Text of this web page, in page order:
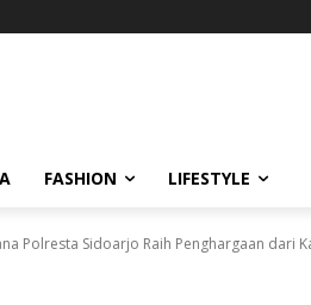
FASHION LIFESTYLE
Polresta Sidoarjo Raih Penghargaan dari